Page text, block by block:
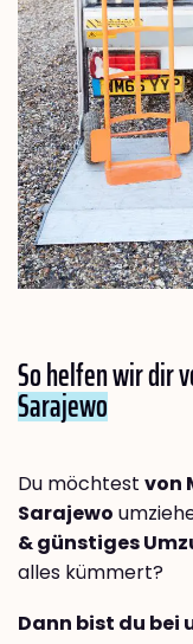
So helfen wir dir
Sarajewo
Du möchtest von
Sarajewo
& günstiges
alles kümmert?
Dann bist du bei